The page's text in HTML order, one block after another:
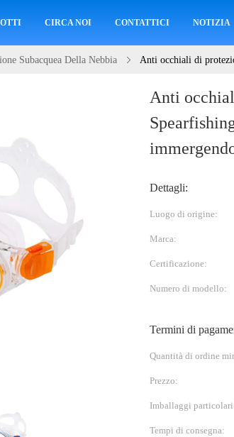
CIRCA NOI CONTATTICI NOTIZIA
Subacquea Della Nebbia Anti occhiali di
Anti
Dettagli:
Luogo di origine:
Marca:
Certificazione:
Numero di modello:
Termini di
Quantità di ordine
Prezzo:
Imballaggi
Tempi di consegna: